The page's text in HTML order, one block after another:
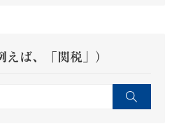
ば、「関税」）